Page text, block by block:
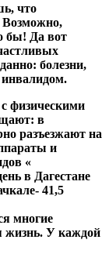
что
Возможно,
бы! Да вот
болезни,
физическими
в
разъезжают на
и
«
в Дагестане
41,5
многие
жизнь. У каждой